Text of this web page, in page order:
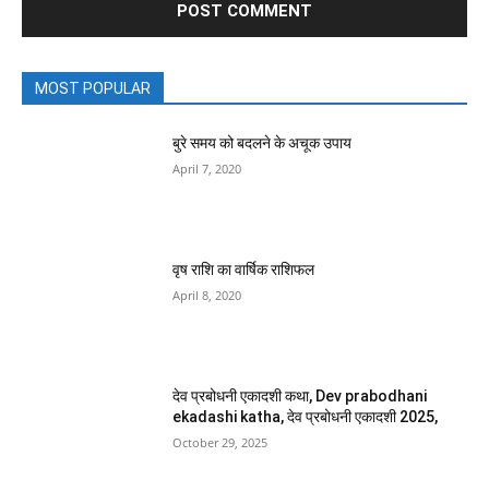
MOST POPULAR
बुरे समय को बदलने के अचूक उपाय
April 7, 2020
वृष राशि का वार्षिक राशिफल
April 8, 2020
देव प्रबोधनी एकादशी कथा, Dev prabodhani
ekadashi katha, देव प्रबोधनी एकादशी 2025,
October 29, 2025